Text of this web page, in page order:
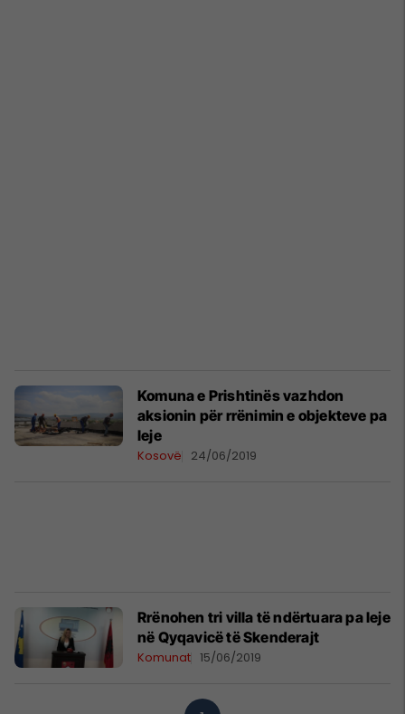
Komuna e Prishtinës vazhdon
aksionin për rrënimin e objekteve pa
leje
Kosovë 24/06/2019
Rrënohen tri villa të ndërtuara pa leje
në Qyqavicë të Skenderajt
Komunat 15/06/2019